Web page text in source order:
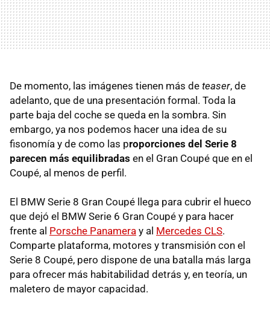
De momento, las imágenes tienen más de teaser, de
adelanto, que de una presentación formal. Toda la
parte baja del coche se queda en la sombra. Sin
embargo, ya nos podemos hacer una idea de su
fisonomía y de como las proporciones del Serie 8
parecen más equilibradas en el Gran Coupé que en el
Coupé, al menos de perfil.
El BMW Serie 8 Gran Coupé llega para cubrir el hueco
que dejó el BMW Serie 6 Gran Coupé y para hacer
frente al Porsche Panamera y al Mercedes CLS.
Comparte plataforma, motores y transmisión con el
Serie 8 Coupé, pero dispone de una batalla más larga
para ofrecer más habitabilidad detrás y, en teoría, un
maletero de mayor capacidad.